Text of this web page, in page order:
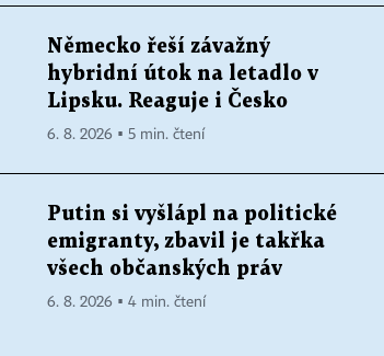
Německo řeší závažný
hybridní útok na letadlo v
Lipsku. Reaguje i Česko
6. 8. 2026 ▪ 5 min. čtení
Putin si vyšlápl na politické
emigranty, zbavil je takřka
všech občanských práv
6. 8. 2026 ▪ 4 min. čtení